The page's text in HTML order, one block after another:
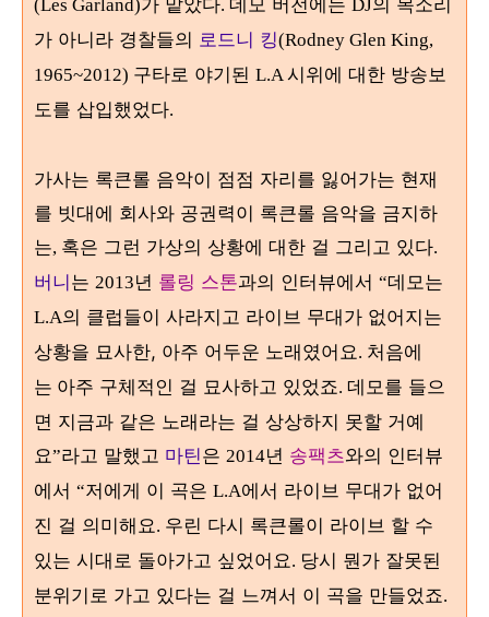
(Les Garland) . DJ
가 아니라 경찰들의 로드니 킹(Rodney Glen King,
1965~2012) 구타로 야기된 L.A시위에 대한 방송보
도를 삽입했었다.
가사는 록큰롤 음악이 점점 자리를 잃어가는 현재
를 빗대에 회사와 공권력이 록큰롤 음악을 금지하
는, 혹은 그런 가상의 상황에 대한 걸 그리고 있다.
버니는 2013년 롤링 스톤과의 인터뷰에서 “데모는
L.A의 클럽들이 사라지고 라이브 무대가 없어지는
상황을 묘사한, 아주 어두운 노래였어요. 처음에
는 아주 구체적인 걸 묘사하고 있었죠. 데모를 들으
면 지금과 같은 노래라는 걸 상상하지 못할 거예
요”라고 말했고 마틴은 2014년 송팩츠와의 인터뷰
에서 “저에게 이 곡은 L.A에서 라이브 무대가 없어
진 걸 의미해요. 우린 다시 록큰롤이 라이브 할 수
있는 시대로 돌아가고 싶었어요. 당시 뭔가 잘못된
분위기로 가고 있다는 걸 느껴서 이 곡을 만들었죠.